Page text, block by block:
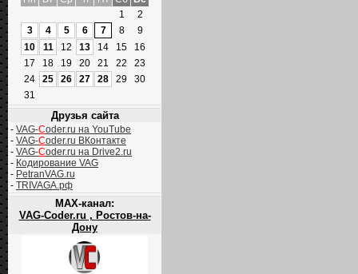
1
2
3
4 5 6 7 8
9
10
11 12 13 14 15
16
17
18 19 20 21 22
23
24
25 26 27 28 29
30
31
Друзья сайта
- VAG-Coder.ru на YouTube
- VAG-Coder.ru ВКонтакте
- VAG-Coder.ru на Drive2.ru
- Кодирование VAG
- PetranVAG.ru
- TRIVAGA.рф
MAX-канал:
VAG-Coder.ru , Ростов-на-
Дону